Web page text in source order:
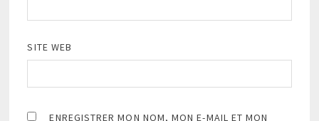
SITE WEB
ENREGISTRER MON NOM, MON E-MAIL ET MON